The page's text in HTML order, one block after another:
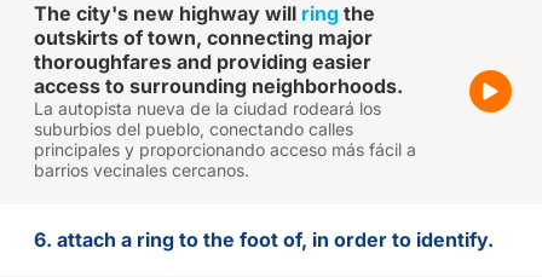
The city's new highway will ring the
outskirts of town, connecting major
thoroughfares and providing easier
access to surrounding neighborhoods.
La autopista nueva de la ciudad rodeará los
suburbios del pueblo, conectando calles
principales y proporcionando acceso más fácil a
barrios vecinales cercanos.
6. attach a ring to the foot of, in order to identify.